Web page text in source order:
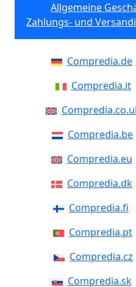
Allgemeine
Zahlungs- und
Compredia.de
Compredia.it
Compredia.be
Compredia.eu
Compredia.dk
Compredia.fi
Compredia.pt
Compredia.cz
Compredia.sk